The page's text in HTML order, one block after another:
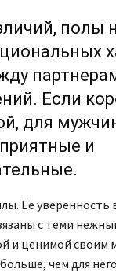
полы
Если
для
и
Ее уверенность в
с теми
и ценимой своим
чем для